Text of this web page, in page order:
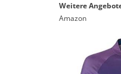
Weitere
Amazon